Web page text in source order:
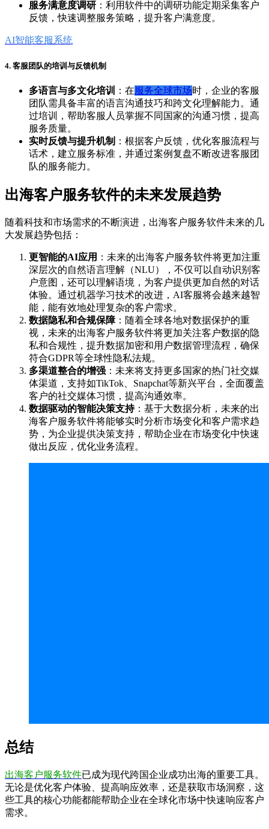
服务满意度调研 ：利用软件中的调研功能定期采集客户
反馈，快速调整服务策略，提升客户满意度。
AI智能客服系统
4. 客服团队的培训与反馈机制
多语言与多文化培训 ：在服务全球市场时，企业的客服
团队需具备丰富的语言沟通技巧和跨文化理解能力。通
过培训，帮助客服人员掌握不同国家的沟通习惯，提高
服务质量。
实时反馈与提升机制 ：根据客户反馈，优化客服流程与
话术，建立服务标准，并通过案例复盘不断改进客服团
队的服务能力。
出海客户服务软件的未来发展趋势
随着科技和市场需求的不断演进，出海客户服务软件未来的几
大发展趋势包括：
更智能的AI应用 ：未来的出海客户服务软件将更加注重
深层次的自然语言理解（NLU），不仅可以自动识别客
户意图，还可以理解语境，为客户提供更加自然的对话
体验。通过机器学习技术的改进，AI客服将会越来越智
能，能有效地处理复杂的客户需求。
数据隐私和合规保障：随着全球各地对数据保护的重
视，未来的出海客户服务软件将更加关注客户数据的隐
私和合规性，提升数据加密和用户数据管理流程，确保
符合GDPR等全球性隐私法规。
多渠道整合的增强 ：未来将支持更多国家的热门社交媒
体渠道，支持如TikTok、Snapchat等新兴平台，全面覆盖
客户的社交媒体习惯，提高沟通效率。
数据驱动的智能决策支持：基于大数据分析，未来的出
海客户服务软件将能够实时分析市场变化和客户需求趋
势，为企业提供决策支持，帮助企业在市场变化中快速
做出反应，优化业务流程。
总结
出海客户服务软件已成为现代跨国企业成功出海的重要工具。
无论是优化客户体验、提高响应效率，还是获取市场洞察，这
些工具的核心功能都能帮助企业在全球化市场中快速响应客户
需求。